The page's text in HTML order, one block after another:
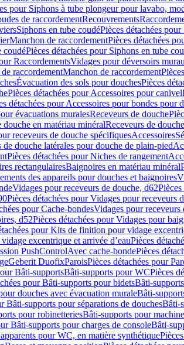
pour Siphons à tube plongeur pour lavabo,
de raccordementRecouvrements
Siphons en tube coudéPièces détachées
Manchon de raccordementPièces détachées
coudéPièces détachées pour Siphons en tube
RaccordementsVidages pour déversoirs
raccordementManchon de raccordement
Évacuation des sols pour douchesPièces
Pièces détachées pour Accessoires pour
détachées pour Accessoires pour bondes pour
évacuations muralesReceveurs de douche
douche en matériau minéralReceveurs de
receveurs de douche spécifiquesAccessoires
de douche latérales pour douche de plain-pied
Pièces détachées pour Niches de rangement
rectangulairesBaignoires en matériau minéral
des appareils pour douches et baignoires
Vidages pour receveurs de douche, d62
Pièces détachées pour Vidages pour receveurs
pour Cache-bondesVidages pour receveurs
d52Pièces détachées pour Vidages pour
pour Kits de finition pour vidage
excentrique et arrivée d’eauPièces
PushControlAvec cache-bondePièces
Geberit DuofixParoisPièces détachées pour
Bâti-supportsBâti-supports pour WCPièces
pour Bâti-supports pour bidetsBâti-
douches avec évacuation muraleBâti-
Bâti-supports pour séparations de douchesBâti-
pour robinetteriesBâti-supports pour
Bâti-supports pour charges de consoleBâti-
pour WC, en matière synthétique